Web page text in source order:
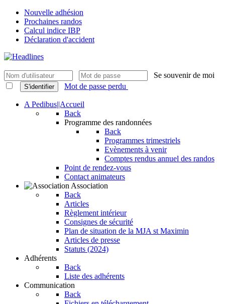
Nouvelle adhésion
Prochaines randos
Calcul indice IBP
Déclaration d'accident
Se souvenir de moi
S'identifier Mot de passe perdu
A Pedibus||Accueil
Back
Programme des randonnées
Back
Programmes trimestriels
Evènements à venir
Comptes rendus annuel des randos
Point de rendez-vous
Contact animateurs
Association
Back
Articles
Règlement intérieur
Consignes de sécurité
Plan de situation de la MJA st Maximin
Articles de presse
Statuts (2024)
Adhérents
Back
Liste des adhérents
Communication
Back